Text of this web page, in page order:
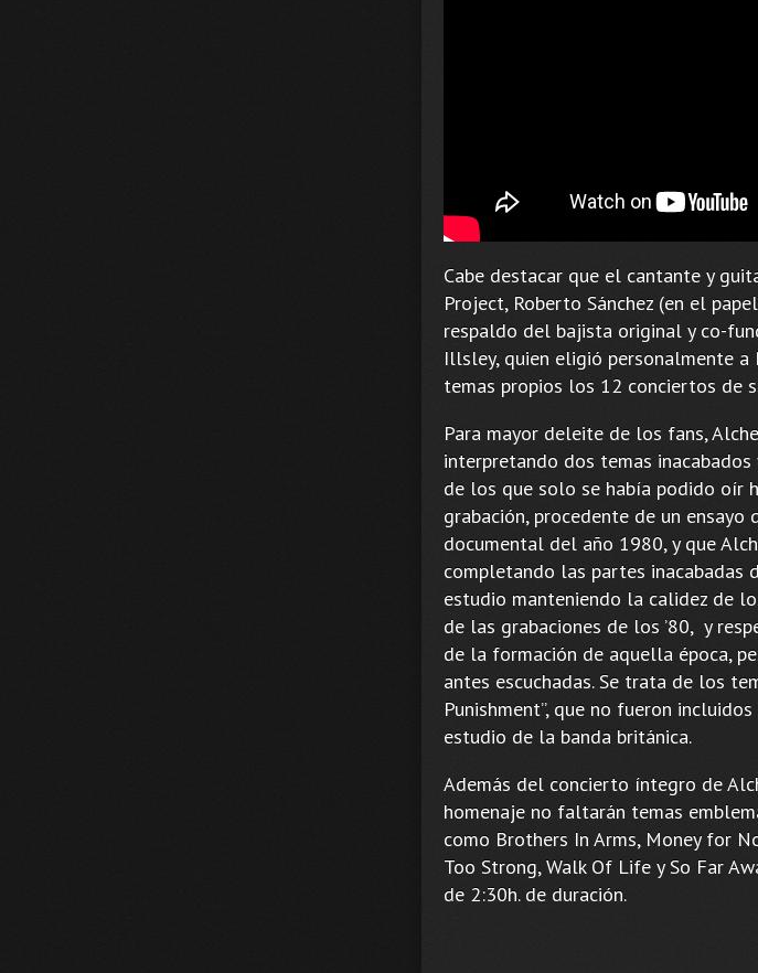
Cabe destacar que el cantante y
Project, Roberto Sánchez (en el
respaldo del bajista original y co-
Illsley, quien eligió personalmente a
temas propios los 12 conciertos de
Para mayor deleite de los fans,
interpretando dos temas
de los que solo se había podido oír
grabación, procedente de un
documental del año 1980, y que
completando las partes inacabadas
estudio manteniendo la calidez de
de las grabaciones de los ’80, y
de la formación de aquella época,
antes escuchadas. Se trata de los
Punishment”, que no fueron
estudio de la banda británica.
Además del concierto íntegro de
homenaje no faltarán temas
como Brothers In Arms, Money for
Too Strong, Walk Of Life y So Far
de 2:30h. de duración.